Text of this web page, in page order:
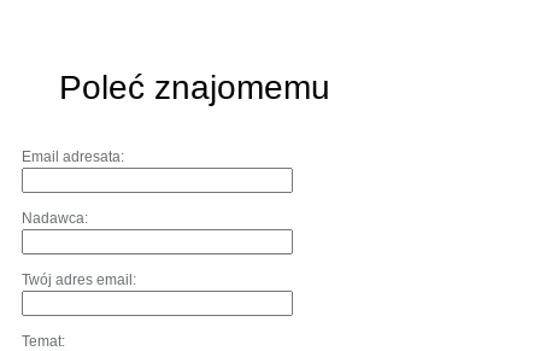
Poleć znajomemu
Email adresata:
Nadawca:
Twój adres email:
Temat: